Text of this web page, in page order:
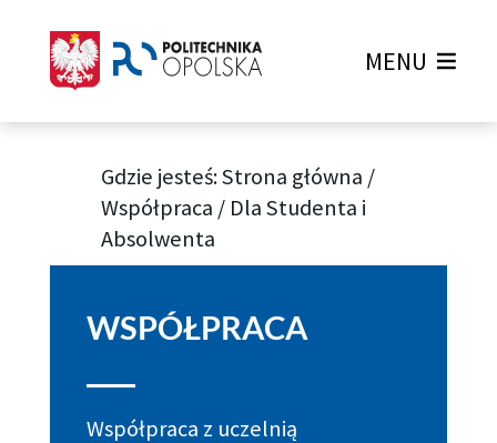
MENU
Gdzie jesteś:Strona główna /
Współpraca / Dla Studenta i
Absolwenta
WSPÓŁPRACA
Współpraca z uczelnią